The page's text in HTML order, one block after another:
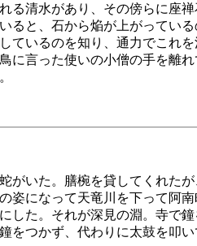
る清水があり、その傍らに座
ると、石から焔が上がってい
ているのを知り、通力でこれ
に言った使いの小僧の手を離れ
がいた。膳椀を貸してくれた
姿になって天竜川を下って阿南
した。それが深見の淵。寺で
をつかず、代わりに太鼓を叩い